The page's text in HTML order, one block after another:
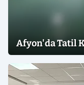
Afyon'da Tatil